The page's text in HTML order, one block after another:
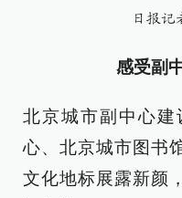
日报记
感受副
北京城市副中心
心、北京城市图书
文化地标展露新颜